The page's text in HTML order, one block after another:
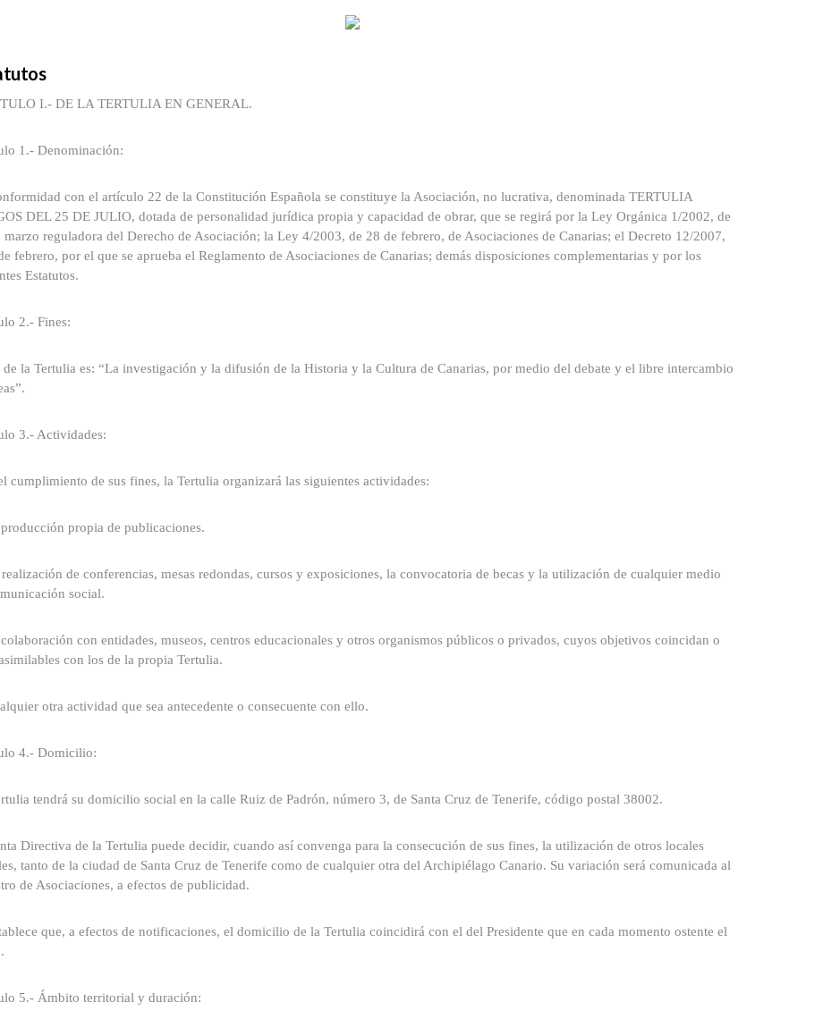
I.- DE LA TERTULIA EN GENERAL.
1.- Denominación:
con el artículo 22 de la Constitución Española se constituye la Asociación, no lucrativa, denominada TERTULIA
DEL 25 DE JULIO, dotada de personalidad jurídica propia y capacidad de obrar, que se regirá por la Ley Orgánica 1/2002, de
marzo reguladora del Derecho de Asociación; la Ley 4/2003, de 28 de febrero, de Asociaciones de Canarias; el Decreto 12/2007,
febrero, por el que se aprueba el Reglamento de Asociaciones de Canarias; demás disposiciones complementarias y por los
Estatutos.
2.- Fines:
la Tertulia es: “La investigación y la difusión de la Historia y la Cultura de Canarias, por medio del debate y el libre intercambio
3.- Actividades:
cumplimiento de sus fines, la Tertulia organizará las siguientes actividades:
propia de publicaciones.
de conferencias, mesas redondas, cursos y exposiciones, la convocatoria de becas y la utilización de cualquier medio
social.
con entidades, museos, centros educacionales y otros organismos públicos o privados, cuyos objetivos coincidan o
con los de la propia Tertulia.
otra actividad que sea antecedente o consecuente con ello.
4.- Domicilio:
tendrá su domicilio social en la calle Ruiz de Padrón, número 3, de Santa Cruz de Tenerife, código postal 38002.
Directiva de la Tertulia puede decidir, cuando así convenga para la consecución de sus fines, la utilización de otros locales
tanto de la ciudad de Santa Cruz de Tenerife como de cualquier otra del Archipiélago Canario. Su variación será comunicada al
de Asociaciones, a efectos de publicidad.
que, a efectos de notificaciones, el domicilio de la Tertulia coincidirá con el del Presidente que en cada momento ostente el
5.- Ámbito territorial y duración: